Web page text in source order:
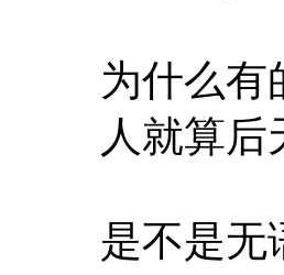
为什么有
人就算
是不是无